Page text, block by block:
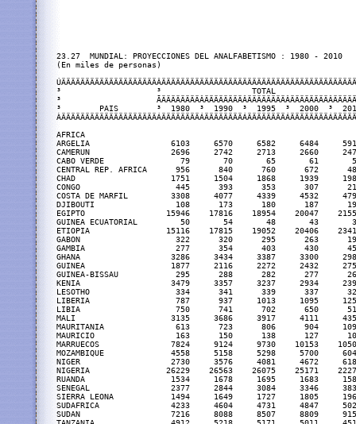
23.27  MUNDIAL: PROYECCIONES DEL ANALFABETISMO : 1980 - 2010
(En miles de personas)

ÚÄÄÄÄÄÄÄÄÄÄÄÄÄÄÄÄÄÄÄÄÂÄÄÄÄÄÄÄÄÄÄÄÄÄÄÄÄÄÄÄÄÄÄÄÄÄÄÄÄÄÄÄÄÄÄÄÄÄÄÄÄÄÄÄÄÂÄÄÄÄÄÄÄÄÄÄÄÄÄÄÄÄÄÄÄÄÄÄÄÄÄÄÄÄÄÄÄÄÄÄÄÄÄÄÄÄÄÄÄÄÂÄÄÄÄÄÄÄÄÄÄÄÄÄÄÄÄÄÄÄÄÄÄÄÄÄÄÄÄÄÄÄÄÄÄÄÄÄÄÄÄÄÄÄÄ¿
³                    ³                   TOTAL                    ³                   HOMBRES                  ³                   MUJERES                  ³
³                    ÃÄÄÄÄÄÄÄÄÂÄÄÄÄÄÄÄÄÂÄÄÄÄÄÄÄÄÂÄÄÄÄÄÄÄÄÂÄÄÄÄÄÄÄÄÅÄÄÄÄÄÄÄÄÂÄÄÄÄÄÄÄÄÂÄÄÄÄÄÄÄÄÂÄÄÄÄÄÄÄÄÂÄÄÄÄÄÄÄÄÅÄÄÄÄÄÄÄÄÂÄÄÄÄÄÄÄÄÂÄÄÄÄÄÄÄÄÂÄÄÄÄÄÄÄÄÂÄÄÄÄÄÄÄÄ´
³        PAIS        ³  1980  ³  1990  ³  1995  ³  2000  ³  2010  ³  1980  ³  1990  ³  1995  ³  2000  ³  2010  ³  1980  ³  1990  ³  1995  ³  2000  ³  2010  ³
ÀÄÄÄÄÄÄÄÄÄÄÄÄÄÄÄÄÄÄÄÄÁÄÄÄÄÄÄÄÄÁÄÄÄÄÄÄÄÄÁÄÄÄÄÄÄÄÄÁÄÄÄÄÄÄÄÄÁÄÄÄÄÄÄÄÄÁÄÄÄÄÄÄÄÄÁÄÄÄÄÄÄÄÄÁÄÄÄÄÄÄÄÄÁÄÄÄÄÄÄÄÄÁÄÄÄÄÄÄÄÄÁÄÄÄÄÄÄÄÄÁÄÄÄÄÄÄÄÄÁÄÄÄÄÄÄÄÄÁÄÄÄÄÄÄÄÄÁÄÄÄÄÄÄÄÄÙ
                                                          
AFRICA
ARGELIA                 6103     6570     6582     6484     5916     2196     2312     2249     2152     1863     3907     4258     4333     4332     4053
CAMERUN                 2696     2742     2713     2660     2473      964      934      908      879      807     1732     1808     1805     1781     1666
CABO VERDE                79       70       65       61       52       24       21       19       18       16       55       49       46       43       36
CENTRAL REP. AFRICA      956      840      760      672      488      380      321      285      247      168      576      519      475      425      320
CHAD                    1751     1504     1868     1939     1989      674      359      666      677      671     1077     1145     1202     1262     1318
CONGO                    445      393      353      307      213      157      131      114       96       63      288      262      239      211      150
COSTA DE MARFIL         3308     4077     4339     4532     4797     1498     1785     1859     1907     1971     1810     2292     2480     2625     2826
DJIBOUTI                 108      173      180      187      192       42       64       65       66       65       66      109      115      121      127
EGIPTO                 15946    17816    18954    20047    21558     6139     6771     7205     7563     8126     9807    11045    11749    12484    13432
GUINEA ECUATORIAL         50       54       48       43       32       14       13       11       10        7       36       41       37       33       25
ETIOPIA                15116    17815    19052    20406    23411     6534     7652     8099     8571     9568     8582    10163    10953    11835    13843
GABON                    322      320      295      263      193      121      114      103       89       63      201      206      192      174      130
GAMBIA                   277      354      403      430      457      113      137      152      158      160      164      217      251      272      297
GHANA                   3286     3434     3387     3300     2986     1192     1178     1134     1082      946     2094     2256     2253     2218     2040
GUINEA                  1877     2116     2272     2432     2751      785      845      886      926     1002     1092     1271     1386     1506     1749
GUINEA-BISSAU            295      288      282      277      264      110      102       97       94       87      185      186      185      183      177
KENIA                   3479     3357     3237     2934     2397     1145     1058     1005      906      770     2334     2299     2232     2028     1627
LESOTHO                  334      341      339      337      325      107      109      108      107      104      227      232      231      230      221
LIBERIA                  787      937     1013     1095     1254      327      365      381      399      432      460      572      632      696      822
LIBIA                    750      741      702      650      514      241      212      189      163      102      509      529      513      487      412
MALI                    3135     3686     3917     4111     4355     1396     1595     1668     1724     1776     1739     2091     2249     2387     2579
MAURITANIA               613      723      806      904     1099      250      288      319      356      429      363      435      487      548      670
MAURICIO                 163      150      138      127      103       56       55       52       49       42      107       95       86       78       61
MARRUECOS               7824     9124     9730    10153    10507     3147     3532     3714     3836     3929     4677     5592     6016     6317     6578
MOZAMBIQUE              4558     5158     5298     5700     6040     1651     1857     1828     1888     1868     2907     3301     3470     3812     4172
NIGER                   2730     3576     4081     4672     6185     1245     1612     1825     2071     2686     1485     1964     2256     2601     3499
NIGERIA                26229    26563    26075    25171    22278    10427    10084     9731     9262     8014    15802    16479    16344    15909    14264
RUANDA                  1534     1678     1695     1683     1589      583      629      635      635      620      951     1049     1060     1048      969
SENEGAL                 2377     2844     3084     3346     3832     1039     1217     1305     1402     1581     1338     1627     1779     1944     2251
SIERRA LEONA            1494     1649     1727     1805     1961      625      655      668      679      701      869      994     1059     1126     1260
SUDAFRICA               4233     4604     4731     4847     5028     1982     2225     2319     2417     2600     2251     2379     2412     2430     2428
SUDAN                   7216     8088     8507     8809     9154     2913     3189     3327     3411     3568     4303     4899     5180     5398     5586
TANZANIA                4912     5218     5171     5011     4513     1622     1653     1618     1555     1406     3290     3565     3553     3456     3107
TOGO                     967     1055     1085     1108     1120      359      365      363      361      349      608      690      722      747      771
UGANDA                  3669     4021     4171     4142     4116     1284     1374     1409     1392     1391     2385     2647     2762     2750     2725
ZAIRE                   5931     5638     5274     4958     4238     1775     1646     1491     1375     1129     4156     3992     3783     3583     3109
ZAMBIA                  1308     1141     1082      992      808      476      367      346      322      278      832      774      736      670      530
ZIMBABWE                 919      972      940      881      780      315      317      298      271      224      604      655      642      610      556

ASIA
AFGANISTAN              7371     6173     8169    10191    10780     3172     2536     3229     3901     3956     4199     3637     4940     6290     6824
BAHRAIN                   63       60       56       52       42       29       27       25       23       19       34       33       31       29       23
BUTAN                    532      575      558      574      599      218      224      211      212      212      314      351      347      362      387
HONG KONG                520      422      371      311      195      114      103       96       88       88      406      319      275      223      107
INDONESIA              28325    20900    21507    18739    94739     9491     6554     6783     5784     5784    18834    14346    14724    12955    88955
JORDANIA                 464      424     3238     3336      267      134      111      105       91       64      330      313      309      280      203
COREA                   1566      937      433      377      224      321      165      124       97       68     1245      772      573      396      156
KUWAIT                   264      329      656      495      231      136      176       83       99      108      128      153      117      123      123
LAOS                    1083     1149      519      524     1226      414      404      402      401      404      669      745      768      789      822
LIBANO                   221      154      818      836      115       72       50       50       47       41      149      104      101       91       74
MALASIA                 2400     2190      783      729     1490      791      722      682      638      545     1609     1468     1374     1253      945
MALDIVAS                  10        9     1379     1258       11        5        5        5        5        6        5        4        5        5        5
MONGOLIA                 262      259       90       89      232       87       86       85       84       80      175      173      170      166      152
MYANMAR                 4727     4861     4913     1837     4986     1454     1562     1617     1671     1790     3273     3299     3296     3286     3196
NEPAL                   6783     8307     9149     7383    12009     2962     3468     3762     4097     4772     3821     4839     5387     5991     7237
PAKISTAN               34576    44805    48693    28025    64623    15342    19129    20433    22034    25543    19234    25676    28260    31656    39080
FILIPINAS               2912     2350     2234    32615     1639     1316     1096     1047      959      774     1596     1254     1187     1065      865

OCEANIA
FIJI                      65       49       43       38       27       25       18       16       14       10       40       31       27       24       17
PAPUA NUEVA GUINEA       737      731      724      710      668      277      264      257      248      232      460      467      467      462      436
ARABIA SAUDITA          2787     3821     3871     1845     4461     1207     1798     1740     1823     1880     1580     2023     2131     2323     2581
SINGAPUR                 301      226      196     236